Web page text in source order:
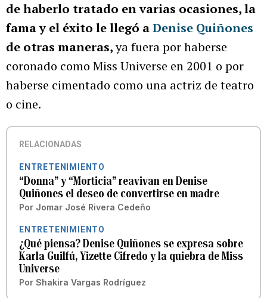
de haberlo tratado en varias ocasiones, la
fama y el éxito le llegó aDenise Quiñones
de otras maneras,ya fuera por haberse
coronado como Miss Universe en 2001 o por
haberse cimentado como una actriz de teatro
o cine.
RELACIONADAS
ENTRETENIMIENTO
“Donna” y “Morticia” reavivan en Denise
Quiñones el deseo de convertirse en madre
Por Jomar José Rivera Cedeño
ENTRETENIMIENTO
¿Qué piensa? Denise Quiñones se expresa sobre
Karla Guilfú, Yizette Cifredo y la quiebra de Miss
Universe
Por Shakira Vargas Rodríguez